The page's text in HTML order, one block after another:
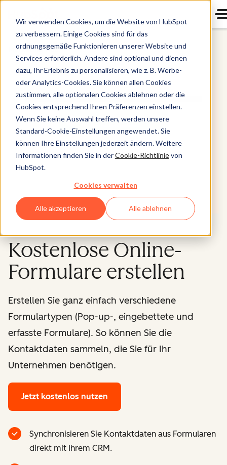
Wir verwenden Cookies, um die Website von HubSpot
zu verbessern. Einige Cookies sind für das
ordnungsgemäße Funktionieren unserer Website und
Services erforderlich. Andere sind optional und dienen
dazu, Ihr Erlebnis zu personalisieren, wie z. B. Werbe-
oder Analytics-Cookies. Sie können allen Cookies
zustimmen, alle optionalen Cookies ablehnen oder die
Cookies entsprechend Ihren Präferenzen einstellen.
Wenn Sie keine Auswahl treffen, werden unsere
Standard-Cookie-Einstellungen angewendet. Sie
können Ihre Einstellungen jederzeit ändern. Weitere
Informationen finden Sie in derCookie-Richtlinievon
HubSpot.
Cookies verwalten
Alle akzeptieren Alle ablehnen
Marketing Hub
Kostenlose Online-
Formulare erstellen
Erstellen Sie ganz einfach verschiedene
Formulartypen (Pop-up-, eingebettete und
erfasste Formulare). So können Sie die
Kontaktdaten sammeln, die Sie für Ihr
Unternehmen benötigen.
Jetzt kostenlos nutzen
Synchronisieren Sie Kontaktdaten aus Formularen
direkt mit Ihrem CRM.